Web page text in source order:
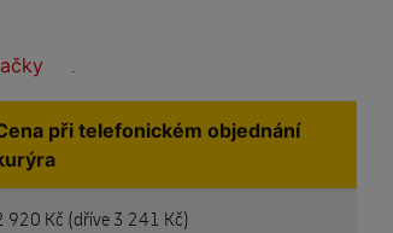
.
při telefonickém objednání
920 Kč (dříve 3 241 Kč)